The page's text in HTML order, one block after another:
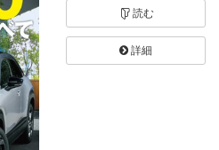
読む
詳細